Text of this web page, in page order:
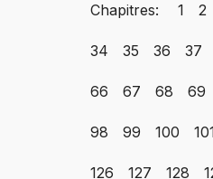
Chapitres: 1 2
34 35 36 37
66 67 68 69
98 99 100
126 127 128